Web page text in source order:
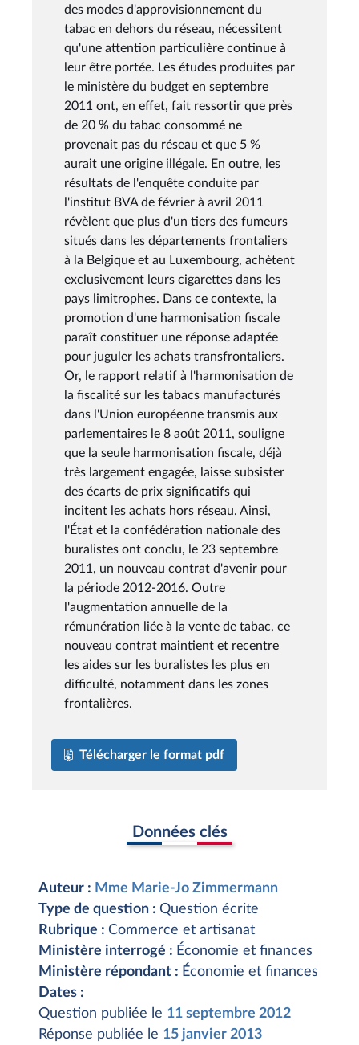
des modes d'approvisionnement du
tabac en dehors du réseau, nécessitent
qu'une attention particulière continue à
leur être portée. Les études produites par
le ministère du budget en septembre
2011 ont, en effet, fait ressortir que près
de 20 % du tabac consommé ne
provenait pas du réseau et que 5 %
aurait une origine illégale. En outre, les
résultats de l'enquête conduite par
l'institut BVA de février à avril 2011
révèlent que plus d'un tiers des fumeurs
situés dans les départements frontaliers
à la Belgique et au Luxembourg, achètent
exclusivement leurs cigarettes dans les
pays limitrophes. Dans ce contexte, la
promotion d'une harmonisation fiscale
paraît constituer une réponse adaptée
pour juguler les achats transfrontaliers.
Or, le rapport relatif à l'harmonisation de
la fiscalité sur les tabacs manufacturés
dans l'Union européenne transmis aux
parlementaires le 8 août 2011, souligne
que la seule harmonisation fiscale, déjà
très largement engagée, laisse subsister
des écarts de prix significatifs qui
incitent les achats hors réseau. Ainsi,
l'État et la confédération nationale des
buralistes ont conclu, le 23 septembre
2011, un nouveau contrat d'avenir pour
la période 2012-2016. Outre
l'augmentation annuelle de la
rémunération liée à la vente de tabac, ce
nouveau contrat maintient et recentre
les aides sur les buralistes les plus en
difficulté, notamment dans les zones
frontalières.
Télécharger le format pdf
Données clés
Auteur : Mme Marie-Jo Zimmermann
Type de question : Question écrite
Rubrique : Commerce et artisanat
Ministère interrogé : Économie et finances
Ministère répondant : Économie et finances
Dates :
Question publiée le 11 septembre 2012
Réponse publiée le 15 janvier 2013